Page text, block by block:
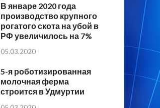
В январе 2020 года
производство крупного
рогатого скота на убой в
РФ увеличилось на 7%
05.03.2020
5-я роботизированная
молочная ферма
строится в Удмуртии